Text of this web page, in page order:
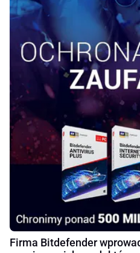
Firma Bitdefender